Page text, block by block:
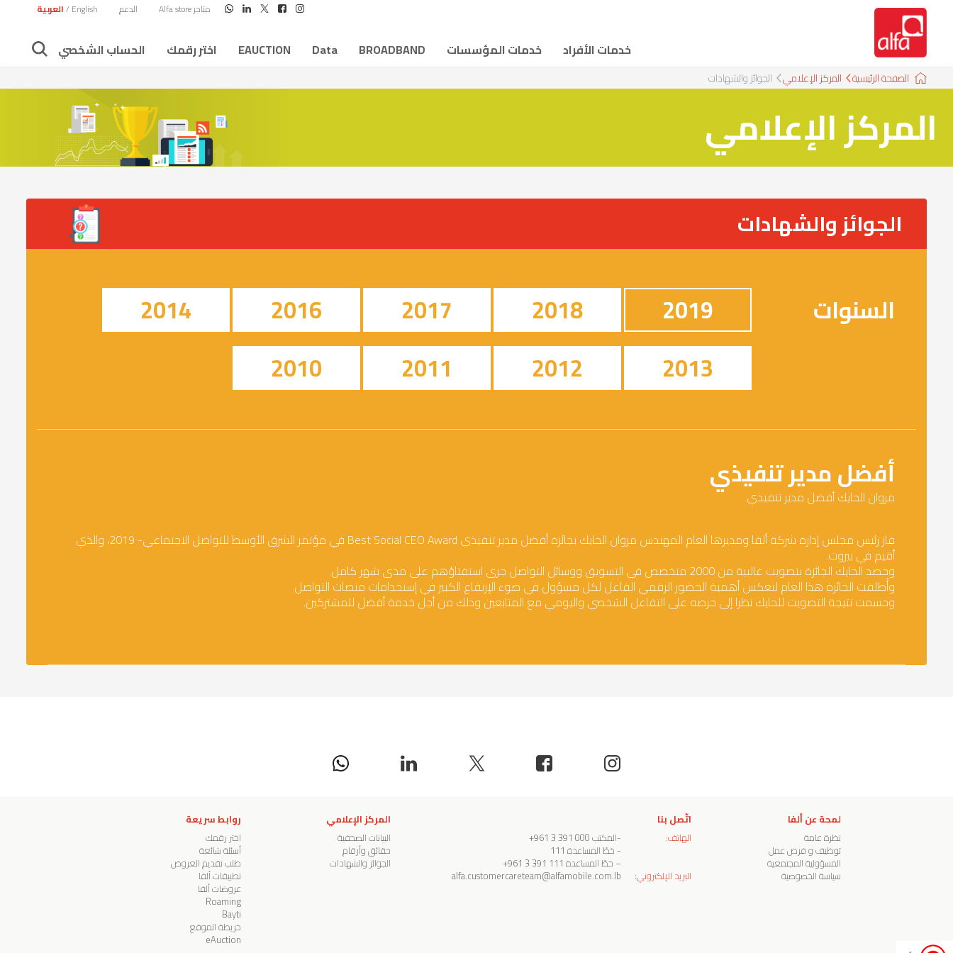
English
/العربية الدعم متاجر Alfa store
خدمات الأفراد خدمات المؤسسات BROADBAND
Data
EAUCTION اختر رقمك الحساب الشخصي
الصفحة الرئيسية المركز الإعلامي الجوائز والشهادات
المركز الإعلامي
الجوائز والشهادات
السنوات 2019
2018
2017
2016
2014
2013
2012
2011
2010
أفضل مدير تنفيذي
مروان الحايك أفضل مدير تنفيذي
فاز رئيس مجلس إدارة شركة ألفا ومديرها العام المهندس مروان الحايك بجائزة أفضل مدير تنفيذي Best Social CEO Award في مؤتمر الشرق الأوسط للتواصل الاجتماعي- 2019، والذي
أقيم في بيروت.
وحصد الحايك الجائزة بتصويت غالبية من 2000 متخصص في التسويق ووسائل التواصل جرى استفتاؤهم على مدى شهر كامل.
وأُطلقت الجائزة هذا العام لتعكس أهمية الحضور الرقمي الفاعل لكل مسؤول في ضوء الإرتفاع الكبير في إستخدامات منصات التواصل.
وحسمت نتيجة التصويت للحايك نظرا إلى حرصه على التفاعل الشخصي واليومي مع المتابعين وذلك من أجل خدمة أفضل للمشتركين.
لمحة عن ألفا
نظرة عامة
توظيف و فرص عمل
المسؤولية المجتمعية
سياسة الخصوصية
اتّصل بنا
الهاتف:
-المكتب000 391 3 961+
- خطّ المساعدة 111
– خطّ المساعدة111 391 3 961+
البريد الإلكتروني: alfa.customercareteam@alfamobile.com.lb
المركز الإعلامي
البيانات الصحفية
حقائق وأرقام
الجوائز والشهادات
روابط سريعة
اختر رقمك
أسئلة شائعة
طلب تقديم العروض
تطبيقات ألفا
عروضات ألفا
Roaming
Bayti
خريطة الموقع
eAuction